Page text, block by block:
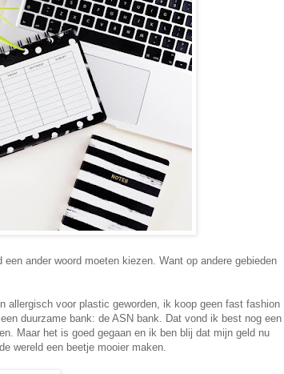
ander woord moeten kiezen. Want op andere gebieden
allergisch voor plastic geworden, ik koop geen fast fashion
duurzame bank: de ASN bank. Dat vond ik best nog een
Maar het is goed gegaan en ik ben blij dat mijn geld nu
wereld een beetje mooier maken.